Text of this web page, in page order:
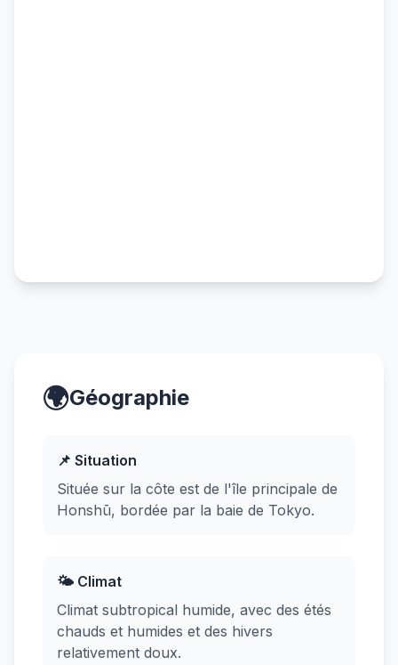
🌍Géographie
📌 Situation
Située sur la côte est de l'île principale de
Honshū, bordée par la baie de Tokyo.
🌤️ Climat
Climat subtropical humide, avec des étés
chauds et humides et des hivers
relativement doux.